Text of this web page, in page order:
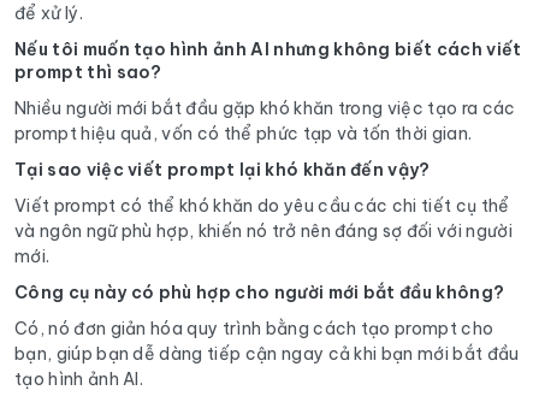
để xử lý.
Nếu tôi muốn tạo hình ảnh AI nhưng không biết cách viết
prompt thì sao?
Nhiều người mới bắt đầu gặp khó khăn trong việc tạo ra các
prompt hiệu quả, vốn có thể phức tạp và tốn thời gian.
Tại sao việc viết prompt lại khó khăn đến vậy?
Viết prompt có thể khó khăn do yêu cầu các chi tiết cụ thể
và ngôn ngữ phù hợp, khiến nó trở nên đáng sợ đối với người
mới.
Công cụ này có phù hợp cho người mới bắt đầu không?
Có, nó đơn giản hóa quy trình bằng cách tạo prompt cho
bạn, giúp bạn dễ dàng tiếp cận ngay cả khi bạn mới bắt đầu
tạo hình ảnh AI.